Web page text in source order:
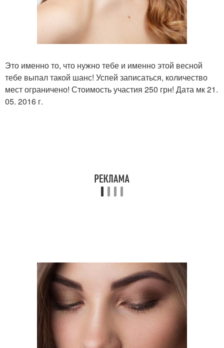
Это именно то, что нужно тебе и именно этой весной
тебе выпал такой шанс! Успей записаться, количество
мест ограничено! Стоимость участия 250 грн! Дата мк 21.
05. 2016 г.